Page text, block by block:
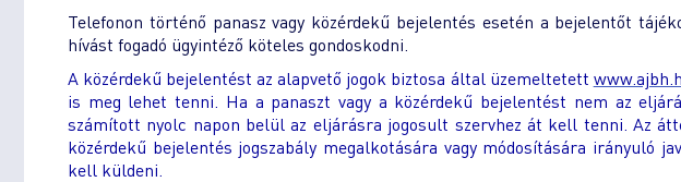
Telefonon történő panasz vagy közérdekű bejelentés esetén a bejelentőt
hívást fogadó ügyintéző köteles gondoskodni.
A közérdekű bejelentést az alapvető jogok biztosa által üzemeltetett
is meg lehet tenni. Ha a panaszt vagy a közérdekű bejelentést nem az
számított nyolc napon belül az eljárásra jogosult szervhez át kell tenni. Az
közérdekű bejelentés jogszabály megalkotására vagy módosítására irányuló
kell küldeni.